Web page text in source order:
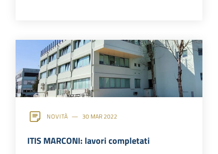
NOVITÀ 30 MAR 2022
ITIS MARCONI: lavori completati